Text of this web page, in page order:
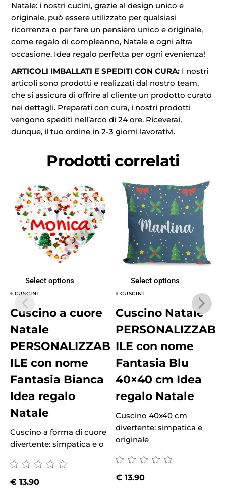
Natale: i nostri cucini, grazie al design unico e
originale, può essere utilizzato per qualsiasi
ricorrenza o per fare un pensiero unico e originale,
come regalo di compleanno, Natale e ogni altra
occasione. Idea regalo perfetta per ogni evenienza!
ARTICOLI IMBALLATI E SPEDITI CON CURA: I nostri
articoli sono prodotti e realizzati dal nostro team,
che si assicura di offrire al cliente un prodotto curato
nei dettagli. Preparati con cura, i nostri prodotti
vengono spediti nell’arco di 24 ore. Riceverai,
dunque, il tuo ordine in 2-3 giorni lavorativi.
Prodotti correlati
Select options
CUSCINI
Cuscino a cuore
Natale
PERSONALIZZAB
ILE con nome
Fantasia Bianca
Idea regalo
Natale
Cuscino a forma di cuore
divertente: simpatica e o
€13.90
Select options
CUSCINI
Cuscino Natale
PERSONALIZZAB
ILE con nome
Fantasia Blu
40×40 cm Idea
regalo Natale
Cuscino 40x40 cm
divertente: simpatica e
originale
€ 13.90